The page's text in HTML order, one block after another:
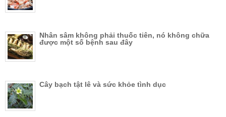
Nhân sâm không phải thuốc tiên, nó không chữa
được một số bệnh sau đây
Cây bạch tật lê và sức khỏe tình dục